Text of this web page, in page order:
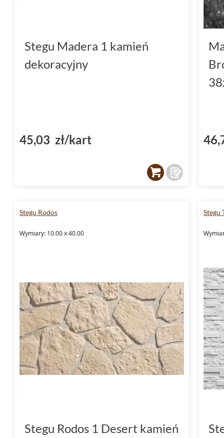
Stegu Madera 1 kamień
dekoracyjny
45,03 zł/kart
Stegu Rodos
Wymiary: 10.00 x 40.00
Stegu Rodos 1 Desert kamień
Stegu